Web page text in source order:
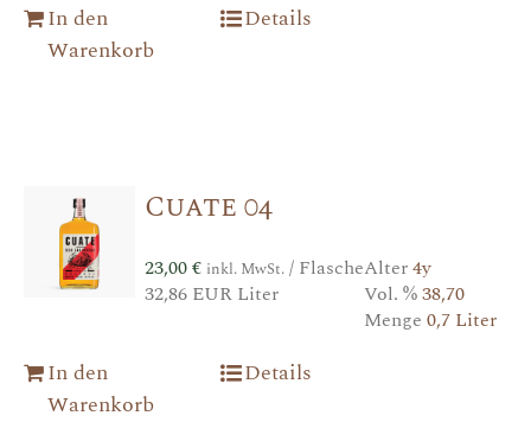
In den
Warenkorb
Details
Cuate 04
23,00€ inkl. MwSt./ Flasche
32,86 EUR Liter
Alter4y
Vol. %38,70
Menge 0,7 Liter
In den
Warenkorb
Details